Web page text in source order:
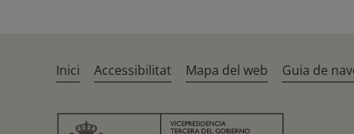
Inici Accessibilitat Mapa del web Guia de